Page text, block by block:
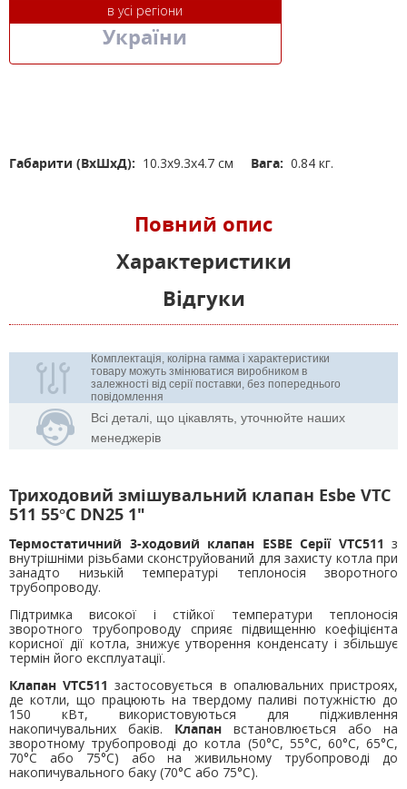
в усі регіони
України
Габарити (ВхШхД): 10.3x9.3x4.7 см Вага: 0.84 кг.
Повний опис
Характеристики
Відгуки
Комплектація, колірна гамма і характеристики
товару можуть змінюватися виробником в
залежності від серії поставки, без попереднього
повідомлення
Всі деталі, що цікавлять, уточнюйте наших
менеджерів
Триходовий змішувальний клапан Esbe VTC
511 55°C DN25 1"
Термостатичний 3-ходовий клапан ESBE Серії VTC511 з
внутрішніми різьбами сконструйований для захисту котла при
занадто низькій температурі теплоносія зворотного
трубопроводу.
Підтримка високої і стійкої температури теплоносія
зворотного трубопроводу сприяє підвищенню коефіцієнта
корисної дії котла, знижує утворення конденсату і збільшує
термін його експлуатації.
Клапан VTC511 застосовується в опалювальних пристроях,
де котли, що працюють на твердому паливі потужністю до
150 кВт, використовуються для підживлення
накопичувальних баків. Клапан встановлюється або на
зворотному трубопроводі до котла (50°C, 55°C, 60°C, 65°C,
70°C або 75°C) або на живильному трубопроводі до
накопичувального баку (70°C або 75°C).